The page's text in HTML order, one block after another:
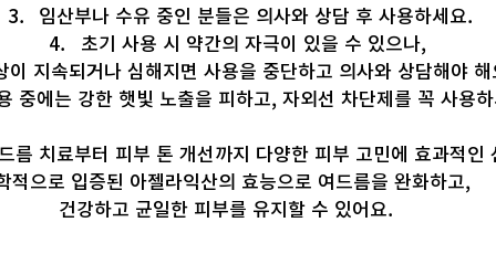
임산부나 수유 중인 분들은 의사와 상담 후 사용하세요.
초기 사용 시 약간의 자극이 있을 수 있으나,
이 지속되거나 심해지면 사용을 중단하고 의사와 상담해야 해
중에는 강한 햇빛 노출을 피하고, 자외선 차단제를 꼭 사용
름 치료부터 피부 톤 개선까지 다양한 피부 고민에 효과적인
적으로 입증된 아젤라익산의 효능으로 여드름을 완화하고,
건강하고 균일한 피부를 유지할 수 있어요.